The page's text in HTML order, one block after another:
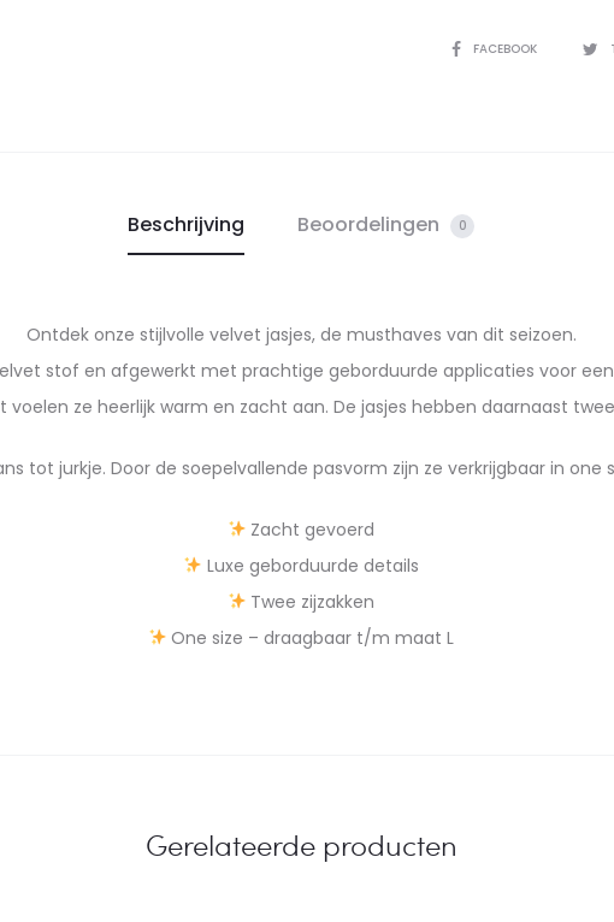
SHAREFACEBOOK
Beschrijving Beoordelingen 0
Ontdek onze stijlvolle velvet jasjes, de musthaves van dit seizoen.
stof en afgewerkt met prachtige geborduurde applicaties voor
ze heerlijk warm en zacht aan. De jasjes hebben daarnaast
tot jurkje. Door de soepelvallende pasvorm zijn ze verkrijgbaar in
Zacht gevoerd
Luxe geborduurde details
Twee zijzakken
One size – draagbaar t/m maat L
Gerelateerde producten